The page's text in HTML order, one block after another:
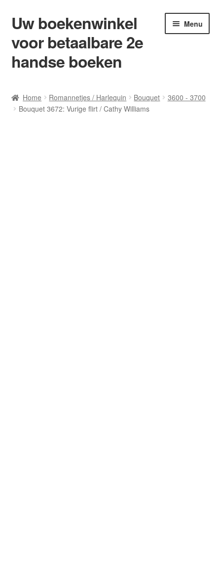
Ga
door
naar
navigatie
Ga
naar
de
inhoud
Uw boekenwinkel
voor betaalbare 2e
handse boeken
Menu
Afrekenen
Home Romannetjes / Harlequin Bouquet
3600 - 3700
Bouquet 3672: Vurige flirt / Cathy Williams